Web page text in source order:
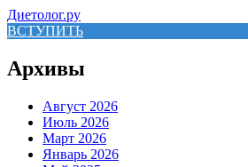
Диетолог.ру
ВСТУПИТЬ
Архивы
Август 2026
Июль 2026
Март 2026
Январь 2026